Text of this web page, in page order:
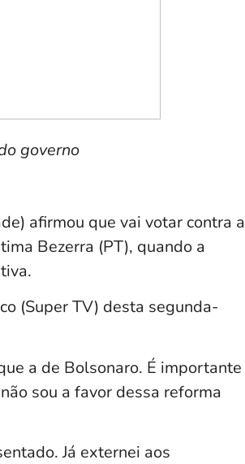
governo
afirmou que vai votar contra a
Bezerra (PT), quando a
(Super TV) desta segunda-
a de Bolsonaro. É importante
sou a favor dessa reforma
Já externei aos